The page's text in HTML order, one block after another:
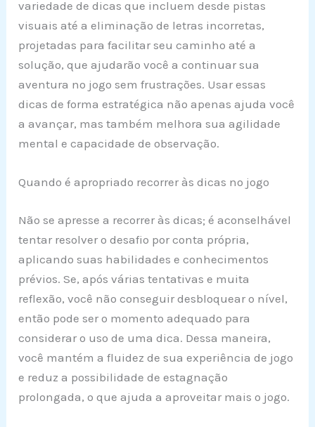
variedade de dicas que incluem desde pistas
visuais até a eliminação de letras incorretas,
projetadas para facilitar seu caminho até a
solução, que ajudarão você a continuar sua
aventura no jogo sem frustrações. Usar essas
dicas de forma estratégica não apenas ajuda você
a avançar, mas também melhora sua agilidade
mental e capacidade de observação.
Quando é apropriado recorrer às dicas no jogo
Não se apresse a recorrer às dicas; é aconselhável
tentar resolver o desafio por conta própria,
aplicando suas habilidades e conhecimentos
prévios. Se, após várias tentativas e muita
reflexão, você não conseguir desbloquear o nível,
então pode ser o momento adequado para
considerar o uso de uma dica. Dessa maneira,
você mantém a fluidez de sua experiência de jogo
e reduz a possibilidade de estagnação
prolongada, o que ajuda a aproveitar mais o jogo.